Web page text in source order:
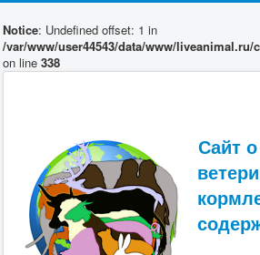
Notice: Undefined offset: 1 in
/var/www/user44543/data/www/
on line 338
Сайт